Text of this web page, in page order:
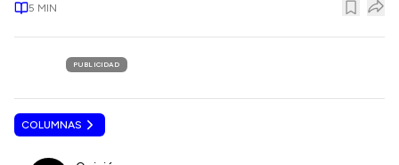
5 MIN
PUBLICIDAD
COLUMNAS